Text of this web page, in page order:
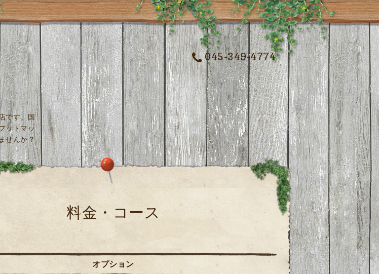
045-349-4774
です。国
ットマッ
せんか？
料金・コース
オプション